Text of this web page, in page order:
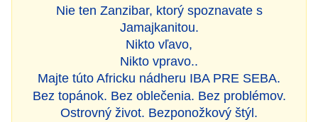
Nie ten Zanzibar, ktorý spoznavate s
Jamajkanitou.
Nikto vľavo,
Nikto vpravo..
Majte túto Africku nádheru IBA PRE SEBA.
Bez topánok. Bez oblečenia. Bez problémov.
Ostrovný život. Bezponožkový štýl.